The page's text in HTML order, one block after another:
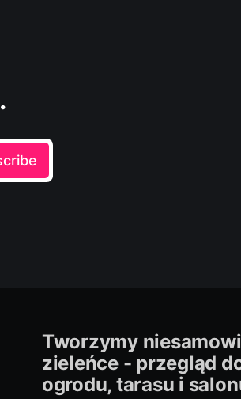
Tworzymy
zieleńce - przegląd
ogrodu, tarasu i